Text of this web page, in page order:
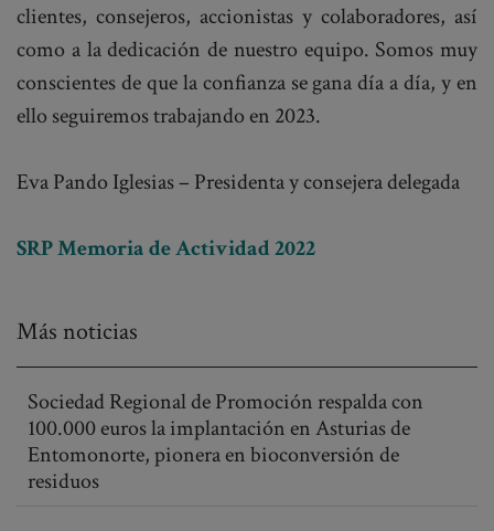
clientes, consejeros, accionistas y colaboradores, así
como a la dedicación de nuestro equipo. Somos muy
conscientes de que la confianza se gana día a día, y en
ello seguiremos trabajando en 2023.
Eva Pando Iglesias – Presidenta y consejera delegada
SRP Memoria de Actividad 2022
Más noticias
Sociedad Regional de Promoción respalda con
100.000 euros la implantación en Asturias de
Entomonorte, pionera en bioconversión de
residuos